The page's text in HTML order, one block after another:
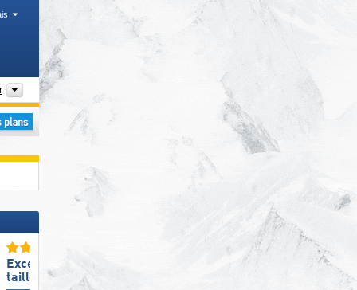
Vallées, Chaînes de montagnes
Excellente
taille de domaine skiable
Excellent snowpark